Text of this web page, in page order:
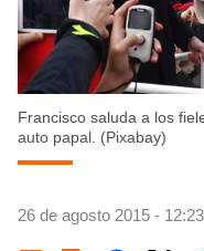
Francisco saluda a los
auto papal. (Pixabay)
26 de agosto 2015 - 12:23